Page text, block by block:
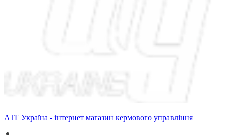
АТГ Україна - інтернет магазин кермового управління